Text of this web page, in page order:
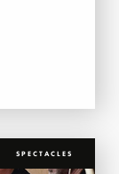
SPECTACLES